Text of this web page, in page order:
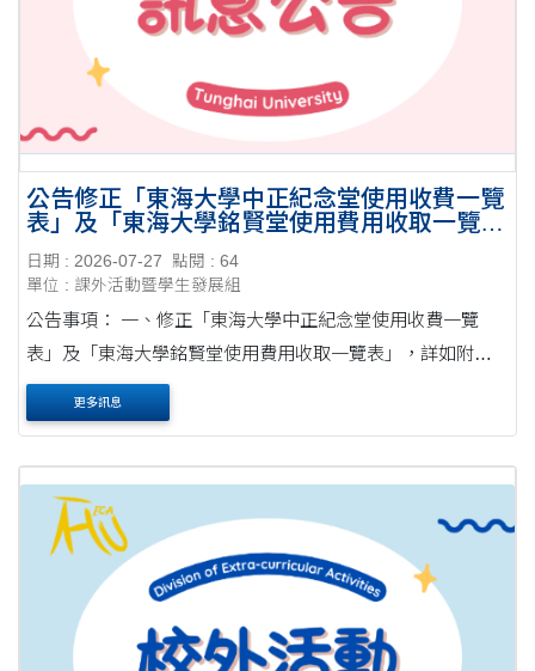
公告修正「東海大學中正紀念堂使用收費一覽
表」及「東海大學銘賢堂使用費用收取一覽
日期 : 2026-07-27
點閱 : 64
單位 : 課外活動暨學生發展組
公告事項： 一、修正「東海大學中正紀念堂使用收費一覽
表」及「東海大學銘賢堂使用費用收取一覽表」，詳如附
件。 二、本公告自公告日起實施。 三、借用中正紀念堂及銘
賢堂場地者，請依修正後收費一覽表辦理。
更多訊息